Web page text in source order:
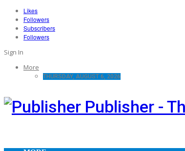
Likes
Followers
Subscribers
Followers
Sign In
More
THURSDAY, AUGUST 6, 2026
Publisher -